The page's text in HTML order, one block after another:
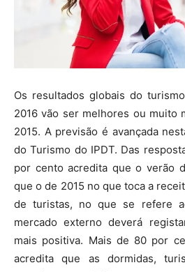
Os resultados globais do
2016 vão ser melhores ou muito
2015. A previsão é avançada
do Turismo do IPDT. Das
por cento acredita que o verão
que o de 2015 no que toca a
de turistas, no que se refere
mercado externo deverá
mais positiva. Mais de 80 por
acredita que as dormidas,